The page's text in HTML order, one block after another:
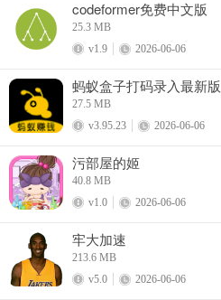
codeformer免费中文版
25.3 MB
v1.9
2026-06-06
蚂蚁盒子打码录入最新版
27.5 MB
v3.95.23
2026-06-06
污部屋的姬
40.8 MB
v1.0
2026-06-06
牢大加速
213.6 MB
v5.0
2026-06-06